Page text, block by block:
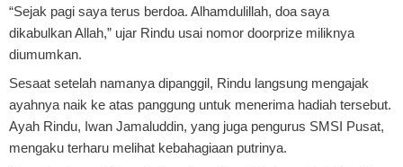
“Sejak pagi saya terus berdoa. Alhamdulillah, doa saya
dikabulkan Allah,” ujar Rindu usai nomor doorprize miliknya
diumumkan.
Sesaat setelah namanya dipanggil, Rindu langsung mengajak
ayahnya naik ke atas panggung untuk menerima hadiah tersebut.
Ayah Rindu, Iwan Jamaluddin, yang juga pengurus SMSI Pusat,
mengaku terharu melihat kebahagiaan putrinya.